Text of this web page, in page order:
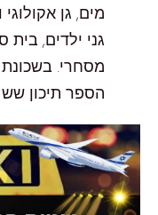
גני ילדים, בית
מסחרי.
הספר תיכון